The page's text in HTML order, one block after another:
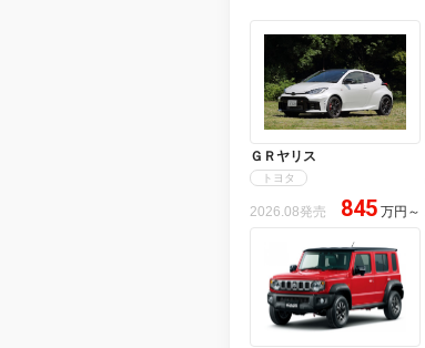
ＧＲヤリス
トヨタ
2026.08発売 845 万円 ～